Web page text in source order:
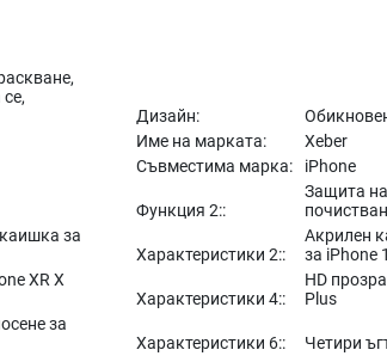
Дизайн:
Име на марката:
Xeber
Съвместима марка: iPhone
Функция 2::
Защита
за
Характеристики 2::
Акрилен
за iPhone
XR X
Характеристики 4::
HD
Plus
за
Характеристики 6::
Четири